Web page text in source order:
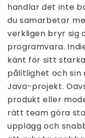
handlar det inte
du samarbetar
verkligen bryr sig
programvara.
känt för sitt
pålitlighet och sin
Java-projekt.
produkt eller
rätt team göra
upplägg och